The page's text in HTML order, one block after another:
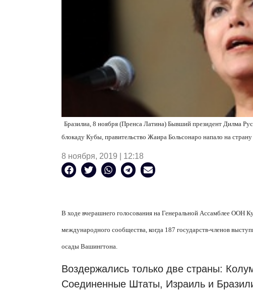
Бразилиа, 8 ноября (Пренса Латина) Бывший президент Дилма
блокаду Кубы, правительство Жаира Больсонаро напало на
8 ноября, 2019 | 12:18
В ходе вчерашнего голосования на Генеральной Ассамблее ООН
международного сообщества, когда 187 государств-членов
осады Вашингтона.
Воздержались только две страны:
Соединенные Штаты, Израиль и